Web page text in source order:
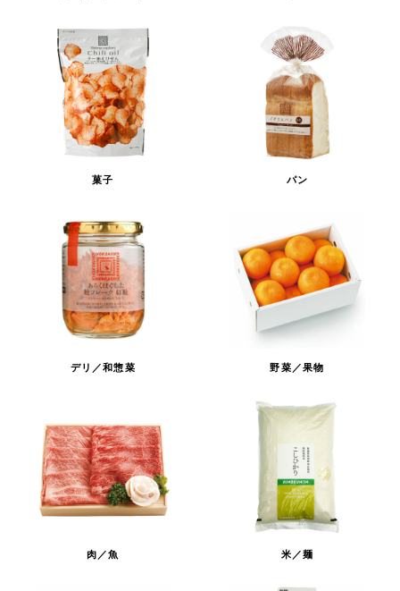
菓子 パン
デリ／和惣菜 野菜／果物
肉／魚 米／麺